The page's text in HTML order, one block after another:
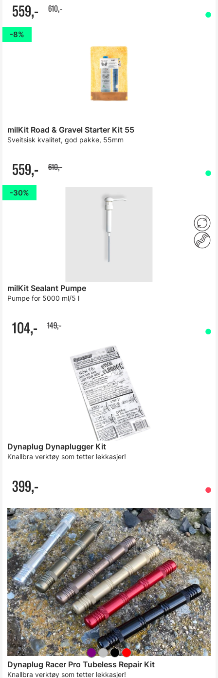
559,- 610,-
8%
milKit Road & Gravel Starter Kit 55
Sveitsisk kvalitet, god pakke, 55mm
559,- 610,-
30%
milKit Sealant Pumpe
Pumpe for 5000 ml/5 l
104,- 149,-
Dynaplug Dynaplugger Kit
Knallbra verktøy som tetter lekkasjer!
399,-
Dynaplug Racer Pro Tubeless Repair Kit
Knallbra verktøy som tetter lekkasjer!